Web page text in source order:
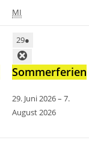
MI
29●
Sommerferien
29. Juni 2026–7.
August 2026